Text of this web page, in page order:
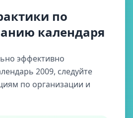
по
календаря
эффективно
2009, следуйте
по организации и